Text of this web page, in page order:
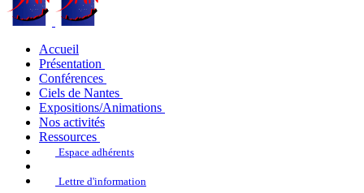
Accueil
Présentation
Conférences
Ciels de Nantes
Expositions/Animations
Nos activités
Ressources
Espace adhérents
Lettre d'information